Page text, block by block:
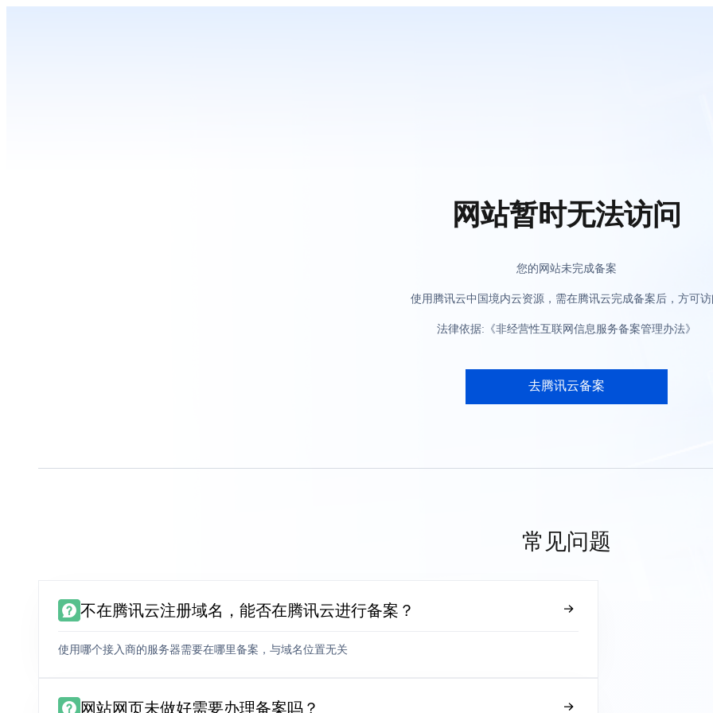
网站暂时无法访问
您的网站未完成备案
使用腾讯云中国境内云资源，需在腾讯云完成备案后，方可
法律依据:《非经营性互联网信息服务备案管理办法》
去腾讯云备案
常见问题
不在腾讯云注册域名，能否在腾讯云进行备案？
使用哪个接入商的服务器需要在哪里备案，与域名位置无关
网站网页未做好需要办理备案吗？